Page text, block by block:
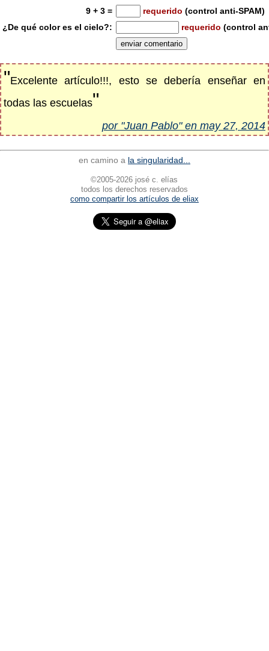
9 + 3 = requerido (control anti-SPAM)
¿De qué color es el cielo?:
requerido (control
"Excelente artículo!!!, esto se debería enseñar en
todas las escuelas"
por "Juan Pablo" en may 27, 2014
en camino a la singularidad...
©2005-2026 josé c. elías
todos los derechos reservados
como compartir los artículos de eliax